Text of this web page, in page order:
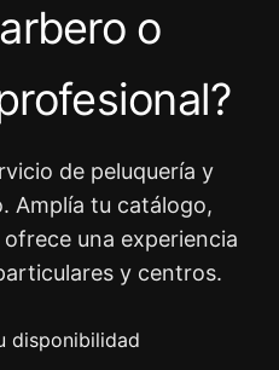
o
de peluquería y
Amplía tu catálogo,
una experiencia
y centros.
disponibilidad